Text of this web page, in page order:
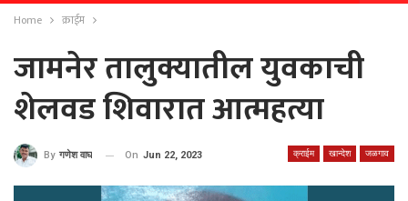
Home क्राईम
जामनेर तालुक्यातील युवकाची
शेलवड शिवारात आत्महत्या
क्राईम खान्देश जळगाव
By गणेश वाघ On Jun 22, 2023